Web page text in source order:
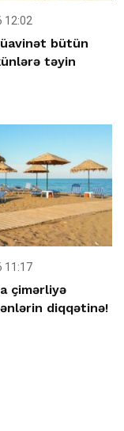
12:02
bütün
təyin
11:17
çimərliyə
diqqətinə!